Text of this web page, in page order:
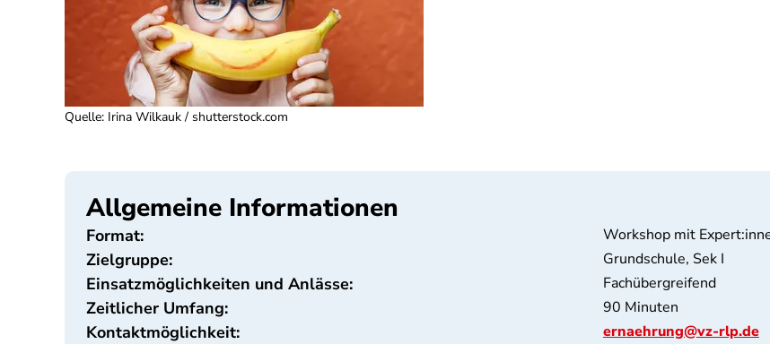
Quelle: Irina Wilkauk / shutterstock.com
Allgemeine Informationen
Format: Workshop mit
Zielgruppe: Grundschule, Sek I
Einsatzmöglichkeiten und Anlässe: Fachübergreifend
Zeitlicher Umfang: 90 Minuten
Kontaktmöglichkeit: ernaehrung@vz-rlp.de